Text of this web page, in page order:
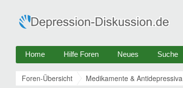
Home Hilfe Foren Neues Suche
Foren-Übersicht Medikamente & Antidepressiva